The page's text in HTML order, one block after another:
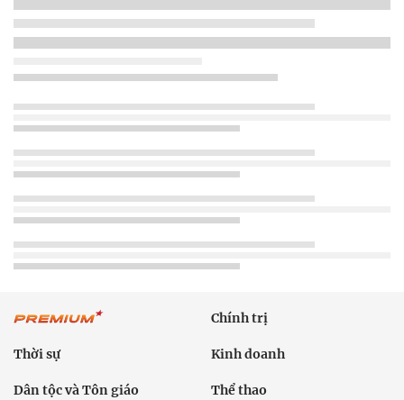
Chính trị
Thời sự Kinh doanh
Dân tộc và Tôn giáo Thể thao